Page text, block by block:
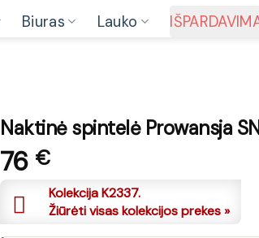
Biuras Lauko
Naktinė spintelė Prowansja
76 €
Kolekcija K2337.
Žiūrėti visas kolekcijos prekes »